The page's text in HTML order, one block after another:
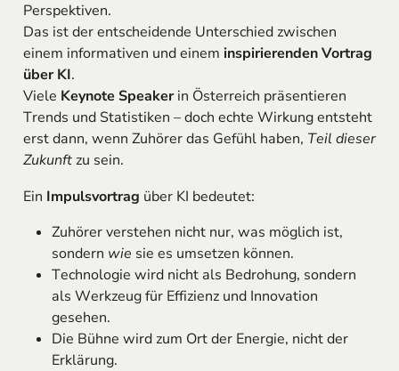
Perspektiven.
Das ist der entscheidende Unterschied zwischen
einem informativen und einem inspirierenden Vortrag
über KI.
Viele Keynote Speakerin Österreich präsentieren
Trends und Statistiken – doch echte Wirkung entsteht
erst dann, wenn Zuhörer das Gefühl haben, Teil dieser
Zukunftzu sein.
Ein Impulsvortrag über KI bedeutet:
Zuhörer verstehen nicht nur, was möglich ist,
sondern wie sie es umsetzen können.
Technologie wird nicht als Bedrohung, sondern
als Werkzeug für Effizienz und Innovation
gesehen.
Die Bühne wird zum Ort der Energie, nicht der
Erklärung.